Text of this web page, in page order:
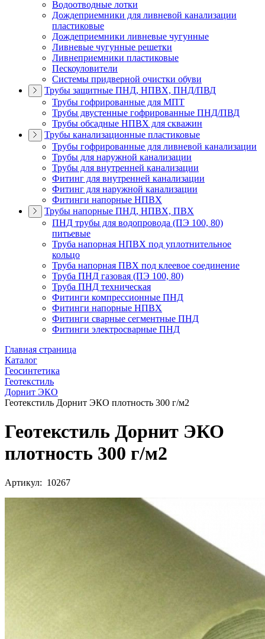
Водоотводные лотки
Дождеприемники для ливневой канализации
пластиковые
Дождеприемники ливневые чугунные
Ливневые чугунные решетки
Ливнеприемники пластиковые
Пескоуловители
Системы придверной очистки обуви
Трубы защитные ПНД, НПВХ, ПНД/ПВД
Трубы гофрированные для МПТ
Трубы двустенные гофрированные ПНД/ПВД
Трубы обсадные НПВХ для скважин
Трубы канализационные пластиковые
Трубы гофрированные для ливневой канализации
Трубы для наружной канализации
Трубы для внутренней канализации
Фитинг для внутренней канализации
Фитинг для наружной канализации
Фитинги напорные НПВХ
Трубы напорные ПНД, НПВХ, ПВХ
ПНД трубы для водопровода (ПЭ 100, 80)
питьевые
Труба напорная НПВХ под уплотнительное
кольцо
Труба напорная ПВХ под клеевое соединение
Труба ПНД газовая (ПЭ 100, 80)
Труба ПНД техническая
Фитинги компрессионные ПНД
Фитинги напорные НПВХ
Фитинги сварные сегментные ПНД
Фитинги электросварные ПНД
Главная страница
Каталог
Геосинтетика
Геотекстиль
Дорнит ЭКО
Геотекстиль Дорнит ЭКО плотность 300 г/м2
Геотекстиль Дорнит ЭКО
плотность 300 г/м2
Артикул: 10267